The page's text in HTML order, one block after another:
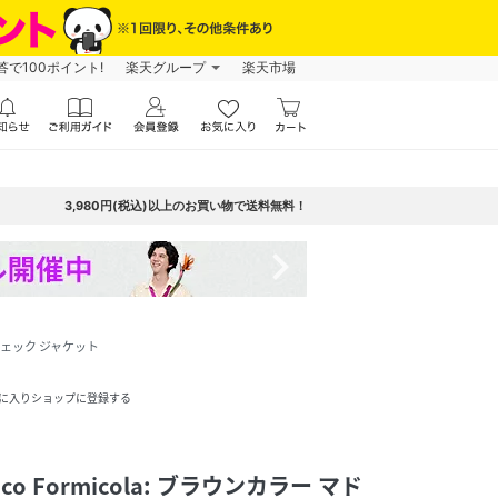
で100ポイント! 楽天グループ 楽天市場
3,980円(税込)以上のお買い物で送料無料！
ック ジャケット
入りショップに登録する
Formicola: ブラウンカラー マド